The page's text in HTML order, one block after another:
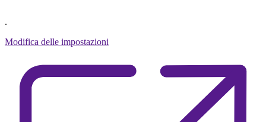
.
Modifica delle impostazioni